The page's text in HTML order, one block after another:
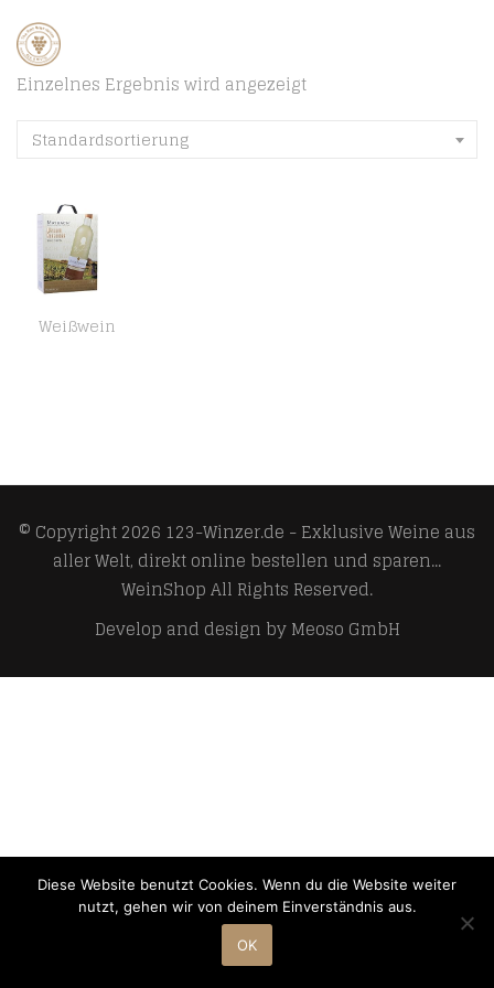
Einzelnes Ergebnis wird angezeigt
Standardsortierung
Weißwein
© Copyright 2026 123-Winzer.de - Exklusive Weine aus
aller Welt, direkt online bestellen und sparen...
WeinShopAll Rights Reserved.
Develop and design byMeoso GmbH
Diese Website benutzt Cookies. Wenn du die Website weiter
nutzt, gehen wir von deinem Einverständnis aus.
OK